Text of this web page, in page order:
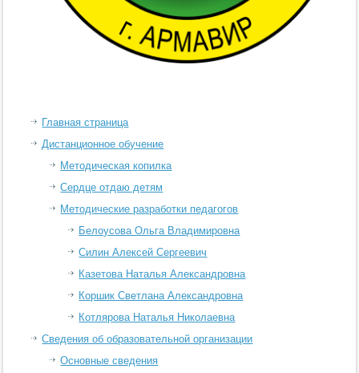
Главная страница
Дистанционное обучение
Методическая копилка
Сердце отдаю детям
Методические разработки педагогов
Белоусова Ольга Владимировна
Силин Алексей Сергеевич
Казетова Наталья Александровна
Коршик Светлана Александровна
Котлярова Наталья Николаевна
Сведения об образовательной организации
Основные сведения